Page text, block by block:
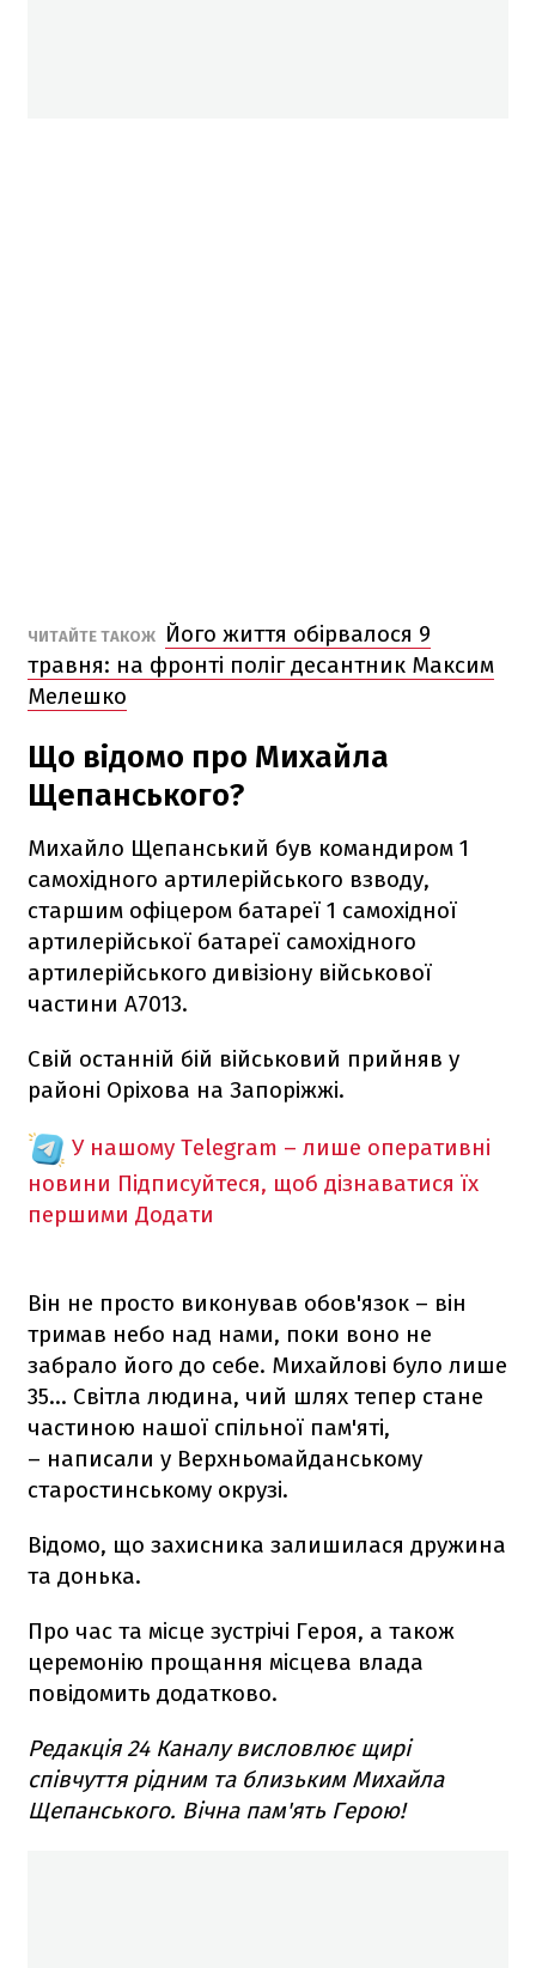
ЧИТАЙТЕ ТАКОЖ
Його життя обірвалося 9
травня: на фронті поліг десантник Максим
Мелешко
Що відомо про Михайла
Щепанського?
Михайло Щепанський був командиром 1
самохідного артилерійського взводу,
старшим офіцером батареї 1 самохідної
артилерійської батареї самохідного
артилерійського дивізіону військової
частини А7013.
Свій останній бій військовий прийняв у
районі Оріхова на Запоріжжі.
У нашому Telegram – лише оперативні
новини Підписуйтеся, щоб дізнаватися їх
першими Додати
Він не просто виконував обов'язок – він
тримав небо над нами, поки воно не
забрало його до себе. Михайлові було лише
35... Світла людина, чий шлях тепер стане
частиною нашої спільної пам'яті,
– написали у Верхньомайданському
старостинському окрузі.
Відомо, що захисника залишилася дружина
та донька.
Про час та місце зустрічі Героя, а також
церемонію прощання місцева влада
повідомить додатково.
Редакція 24 Каналу висловлює щирі
співчуття рідним та близьким Михайла
Щепанського. Вічна пам'ять Герою!